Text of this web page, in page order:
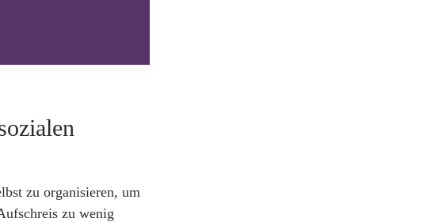
zu organisieren, um
zu wenig